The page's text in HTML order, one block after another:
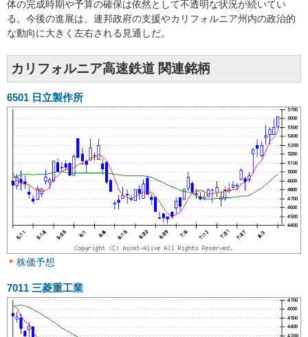
体の完成時期や予算の確保は依然として不透明な状況が続いてい
る。今後の進展は、連邦政府の支援やカリフォルニア州内の政治的
な動向に大きく左右される見通しだ。
カリフォルニア高速鉄道 関連銘柄
6501 日立製作所
株価予想
7011 三菱重工業